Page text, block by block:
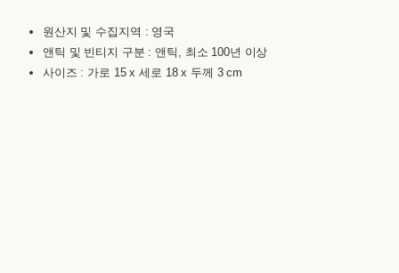
원산지 및 수집지역 : 영국
앤틱 및 빈티지 구분 : 앤틱, 최소 100년 이상
사이즈 : 가로 15 x 세로 18 x 두께 3 cm